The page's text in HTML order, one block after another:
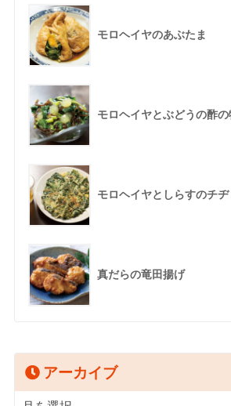
モロヘイヤのあぶたま
モロヘイヤとぶどうの酢の
モロヘイヤとしらすのチヂ
真だらの竜田揚げ
アーカイブ